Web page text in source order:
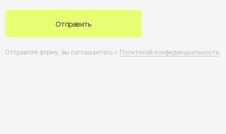
Отправить
Отправляя форму, вы соглашаетесь с Политикой конфиденциальности.